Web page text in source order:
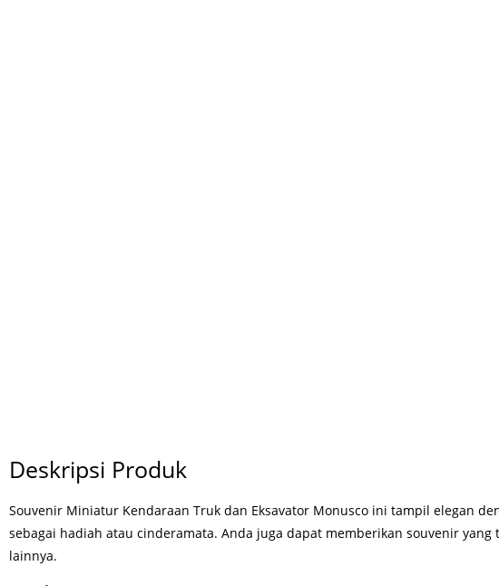
Deskripsi Produk
Souvenir Miniatur Kendaraan Truk dan Eksavator Monusco ini tampil elegan
sebagai hadiah atau cinderamata. Anda juga dapat memberikan souvenir yang
lainnya.